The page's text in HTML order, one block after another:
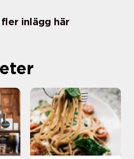
fler inlägg här